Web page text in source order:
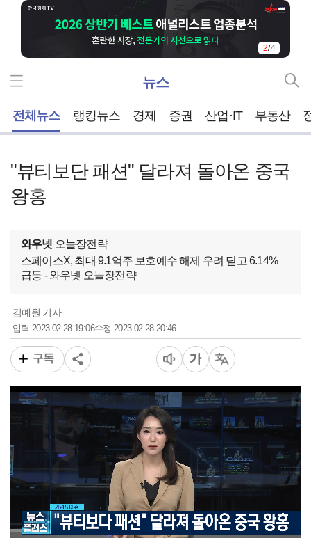
3/4
뉴스
전체뉴스 랭킹뉴스 경제 증권 산업·IT 부동산
"뷰티보단 패션" 달라져 돌아온 중국
왕홍
와우넷 오늘장전략
스페이스X, 최대 9.1억주 보호예수 해제 우려 딛고 6.14%
급등 - 와우넷 오늘장전략
김예원 기자
입력 2023-02-28 19:06수정 2023-02-28 20:46
구독